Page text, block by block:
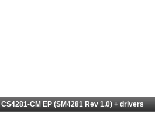
CM EP (SM4281 Rev 1.0) + drivers